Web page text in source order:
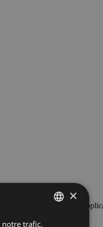
la version gratuite de
POLISH
×
notre trafic.